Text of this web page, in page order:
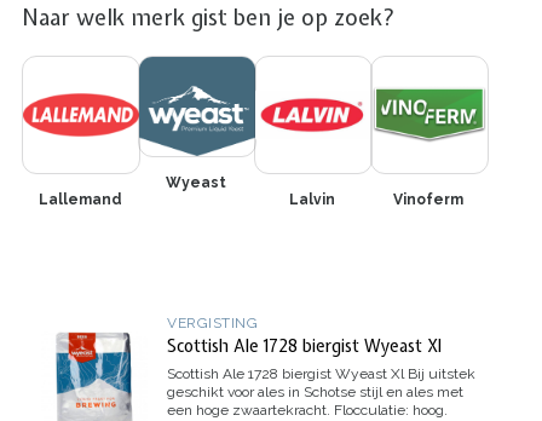
Naar welk merk gist ben je op zoek?
Lallemand
Wyeast
Lalvin
Vinoferm
VERGISTING
Scottish Ale 1728 biergist Wyeast Xl
Scottish Ale 1728 biergist Wyeast Xl Bij uitstek
geschikt voor ales in Schotse stijl en ales met
een hoge zwaartekracht. Flocculatie: hoog.